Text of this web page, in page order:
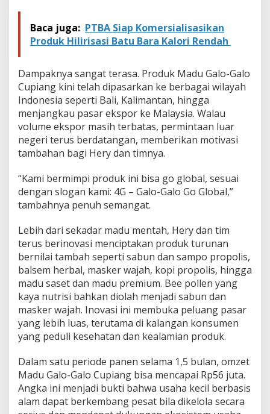
Baca juga: PTBA Siap Komersialisasikan
Produk Hilirisasi Batu Bara Kalori Rendah
Dampaknya sangat terasa. Produk Madu Galo-Galo
Cupiang kini telah dipasarkan ke berbagai wilayah
Indonesia seperti Bali, Kalimantan, hingga
menjangkau pasar ekspor ke Malaysia. Walau
volume ekspor masih terbatas, permintaan luar
negeri terus berdatangan, memberikan motivasi
tambahan bagi Hery dan timnya.
“Kami bermimpi produk ini bisa go global, sesuai
dengan slogan kami: 4G – Galo-Galo Go Global,”
tambahnya penuh semangat.
Lebih dari sekadar madu mentah, Hery dan tim
terus berinovasi menciptakan produk turunan
bernilai tambah seperti sabun dan sampo propolis,
balsem herbal, masker wajah, kopi propolis, hingga
madu saset dan madu premium. Bee pollen yang
kaya nutrisi bahkan diolah menjadi sabun dan
masker wajah. Inovasi ini membuka peluang pasar
yang lebih luas, terutama di kalangan konsumen
yang peduli kesehatan dan kealamian produk.
Dalam satu periode panen selama 1,5 bulan, omzet
Madu Galo-Galo Cupiang bisa mencapai Rp56 juta.
Angka ini menjadi bukti bahwa usaha kecil berbasis
alam dapat berkembang pesat bila dikelola secara